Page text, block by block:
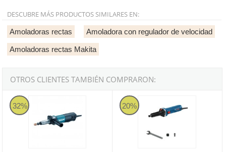
DESCUBRE MÁS PRODUCTOS SIMILARES EN:
Amoladoras rectas Amoladora con regulador de velocidad
Amoladoras rectas Makita
OTROS CLIENTES TAMBIÉN COMPRARON:
32%
Makita GD0801C - Amoladora recta de 750w 6-8mm
20%
Bosch GGS 30 LS Professional -